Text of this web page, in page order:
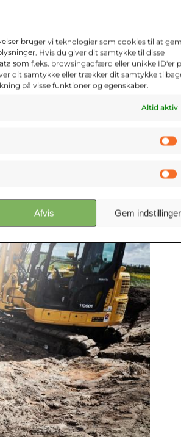
bruger vi teknologier som cookies til at
Hvis du giver dit samtykke til disse
som f.eks. browsingadfærd eller unikke ID'er
dit samtykke eller trækker dit samtykke
på visse funktioner og egenskaber.
Altid aktiv
Afvis Gem indstillinger
bæreevne
helical- eller helix-plader),
jordlag i dybden.
har skruepælene et
negative
at GeoPile®Skruepæle har
mere ”traditionelle”
byggerier.
under grundvandspejlet.
for at støbe. Dette,
til støbning ved